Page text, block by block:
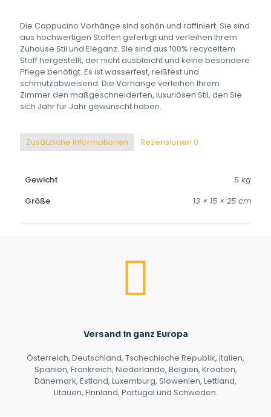
Die Cappucino Vorhänge sind schön und raffiniert. Sie sind
aus hochwertigen Stoffen gefertigt und verleihen Ihrem
Zuhause Stil und Eleganz. Sie sind aus 100% recyceltem
Stoff hergestellt, der nicht ausbleicht und keine besondere
Pflege benötigt. Es ist wasserfest, reißfest und
schmutzabweisend. Die Vorhänge verleihen Ihrem
Zimmer den maßgeschneiderten, luxuriösen Stil, den Sie
sich Jahr für Jahr gewünscht haben.
Zusätzliche Informationen Rezensionen 0
Gewicht
5 kg
Größe
13 × 15 × 25 cm
Versand in ganz Europa
Österreich, Deutschland, Tschechische Republik, Italien,
Spanien, Frankreich, Niederlande, Belgien, Kroatien,
Dänemark, Estland, Luxemburg, Slowenien, Lettland,
Litauen, Finnland, Portugal und Schweden.